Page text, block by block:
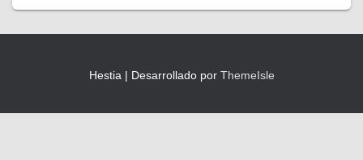
Hestia | Desarrollado por ThemeIsle